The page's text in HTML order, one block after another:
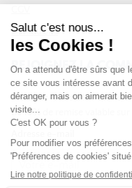
Plan du site
REJOIGNEZ LA
Inscrivez-vous à la
de 10% de remise valable